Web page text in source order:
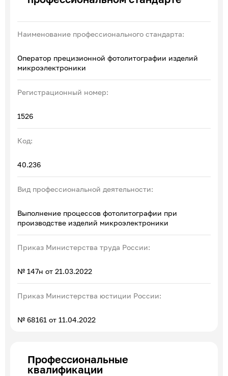
Наименование профессионального стандарта:
Оператор прецизионной фотолитографии изделий
микроэлектроники
Регистрационный номер:
1526
Код:
40.236
Вид профессиональной деятельности:
Выполнение процессов фотолитографии при
производстве изделий микроэлектроники
Приказ Министерства труда России:
№ 147н от 21.03.2022
Приказ Министерства юстиции России:
№ 68161 от 11.04.2022
Профессиональные
квалификации